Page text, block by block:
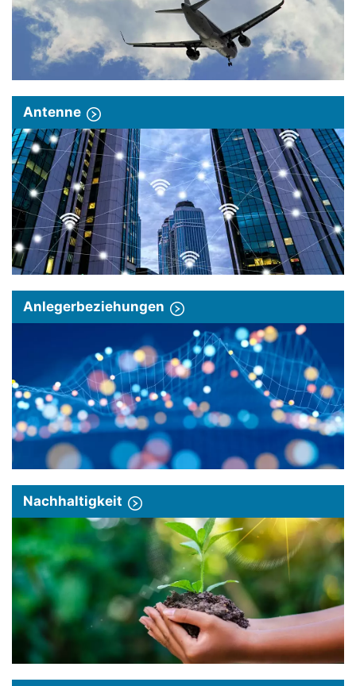
Antenne
Anlegerbeziehungen
Nachhaltigkeit